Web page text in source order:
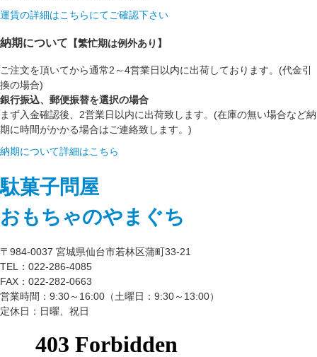
運賃の詳細はこちらにてご確認下さい
納期について 【繁忙期は例外あり】
ご注文を頂いてから通常2～4営業日以内に出荷しております。(代金引
換の場合)
銀行振込、郵便振替を選択の場合
まず入金確認後、2営業日以内に出荷致します。(在庫の無い場合など納
期に時間がかかる場合はご連絡致します。)
納期について詳細はこちら
駄菓子問屋
おもちゃのやまぐち
〒984-0037 宮城県仙台市若林区蒲町33-21
TEL：022-286-4085
FAX：022-282-0663
営業時間：9:30～16:00（土曜日：9:30～13:00）
定休日：日曜、祝日